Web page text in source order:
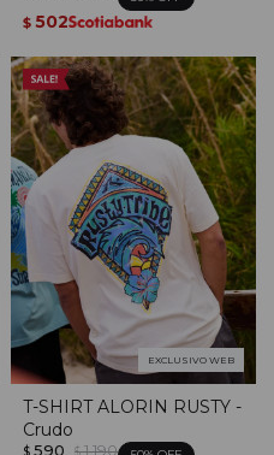
$ 502
EXCLUSIVO WEB
T-SHIRT ALORIN RUSTY -
Crudo
590 1.190